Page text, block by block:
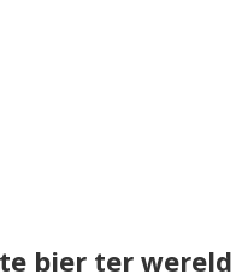
bier ter wereld